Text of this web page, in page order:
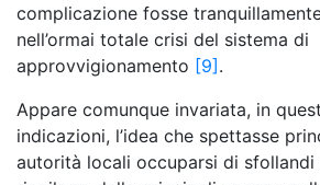
complicazione fosse
nell’ormai totale crisi del sistema di
approvvigionamento [9].
Appare comunque invariata, in
indicazioni, l’idea che spettasse
autorità locali occuparsi di sfollandi